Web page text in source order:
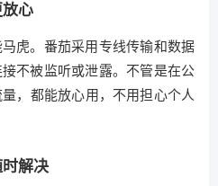
心
虎。番茄采用专线传输和数据
不被监听或泄露。不管是在公
，都能放心用，不用担心个人
解决